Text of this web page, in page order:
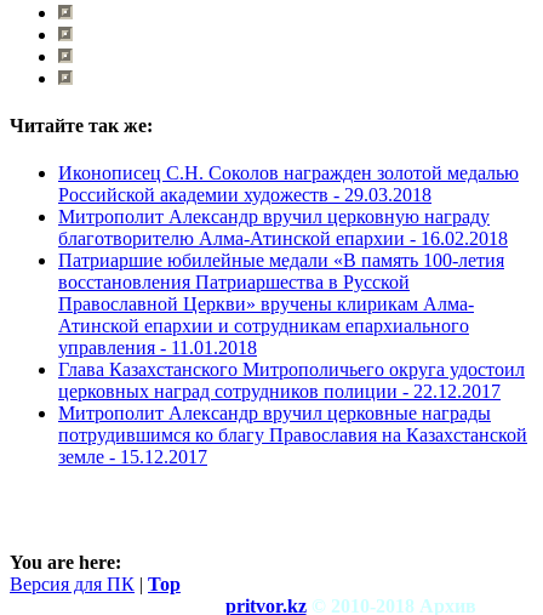
Читайте так же:
Иконописец С.Н. Соколов награжден золотой медалью
Российской академии художеств - 29.03.2018
Митрополит Александр вручил церковную награду
благотворителю Алма-Атинской епархии - 16.02.2018
Патриаршие юбилейные медали «В память 100-летия
восстановления Патриаршества в Русской
Православной Церкви» вручены клирикам Алма-
Атинской епархии и сотрудникам епархиального
управления - 11.01.2018
Глава Казахстанского Митрополичьего округа удостоил
церковных наград сотрудников полиции - 22.12.2017
Митрополит Александр вручил церковные награды
потрудившимся ко благу Православия на Казахстанской
земле - 15.12.2017
You are here:
Версия для ПК | Top
pritvor.kz © 2010-2018 Архив